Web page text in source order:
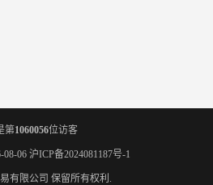
第1060056位访客
08-06 沪ICP备2024081187号-1
有限公司 保留所有权利.